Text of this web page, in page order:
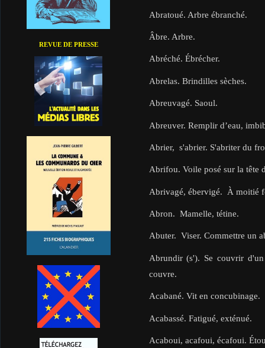
REVUE DE PRESSE
Abratoué. Arbre ébranché.
Âbre. Arbre.
Abréché. Ébrécher.
Abrelas. Brindilles sèches.
Abreuvagé. Saoul.
Abreuver. Remplir d’eau,
Abrier, s'abrier. S'abriter du
Abrifou. Voile posé sur la tête
Abrivagé, ébervigé. À moitié
Abron. Mamelle, tétine.
Abuter. Viser. Commettre un
Abrundir (s'). Se couvrir
couvre.
Acabané. Vit en concubinage.
Acabassé. Fatigué, exténué.
Acaboui, acafoui, écafoui.